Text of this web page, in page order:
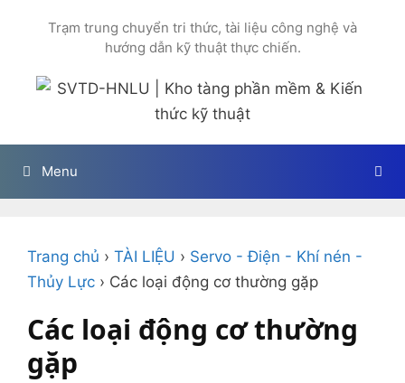
Trạm trung chuyển tri thức, tài liệu công nghệ và
hướng dẫn kỹ thuật thực chiến.
Menu
Trang chủ › TÀI LIỆU › Servo - Điện - Khí nén -
Thủy Lực › Các loại động cơ thường gặp
Các loại động cơ thường
gặp